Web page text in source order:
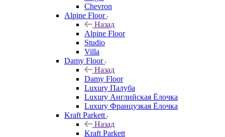
Chevron
Alpine Floor
Назад
Alpine Floor
Studio
Villa
Damy Floor
Назад
Damy Floor
Luxury Палуба
Luxury Английская Ёлочка
Luxury Французкая Ёлочка
Kraft Parkett
Назад
Kraft Parkett